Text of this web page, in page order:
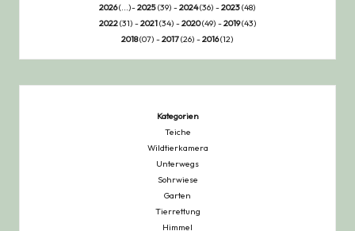
2026(...)-2025(39) -2024(36) -2023(48)
2022(31) -2021(34) -2020(49) -2019(43)
2018(07) -2017(26) -2016(12)
Kategorien
Teiche
Wildtierkamera
Unterwegs
Sohrwiese
Garten
Tierrettung
Himmel